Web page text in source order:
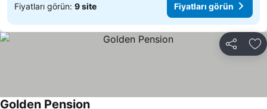
Fiyatları görün: 9 site Fiyatları görün
Paylaş
Golden Pension